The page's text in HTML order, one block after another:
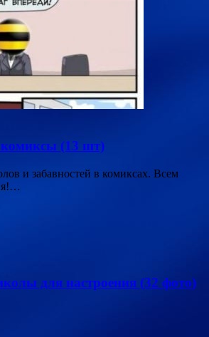
(13 шт)
и забавностей в комиксах. Всем
для настроения (32 фото)